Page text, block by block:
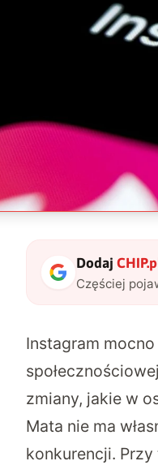
Dodaj
Częściej
Instagram
zmiany, jakie w
Mata nie ma
konkurencji.